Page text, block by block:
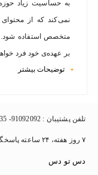
به حساسیت زیاد
نمی‌کند که از
متخصص استفاده شود.
بر عهده‌ی خود فرد
+ توضیحات بیشتر
تلفن پشتیبان : 91092092- ۰35
۷ روز هفته، ۲۴ ساعته پاسخگوی شما هستیم
دس تو دس